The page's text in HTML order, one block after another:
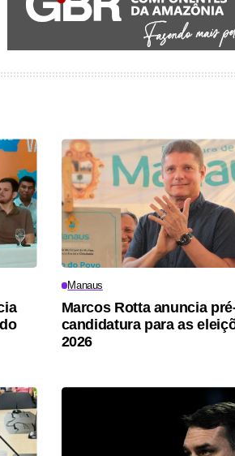
Manaus
Marcos Rotta anuncia
candidatura para as
2026